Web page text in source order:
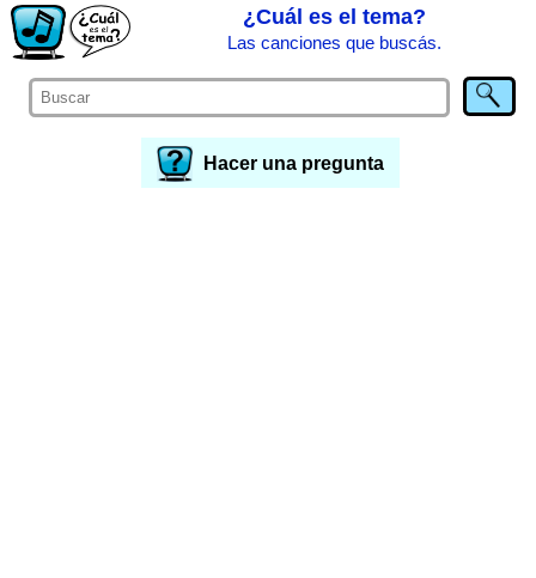
¿Cuál es el tema?
Las canciones que buscás.
Hacer una pregunta